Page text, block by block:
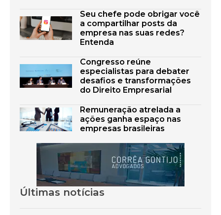
Seu chefe pode obrigar você
a compartilhar posts da
empresa nas suas redes?
Entenda
Congresso reúne
especialistas para debater
desafios e transformações
do Direito Empresarial
Remuneração atrelada a
ações ganha espaço nas
empresas brasileiras
Últimas notícias